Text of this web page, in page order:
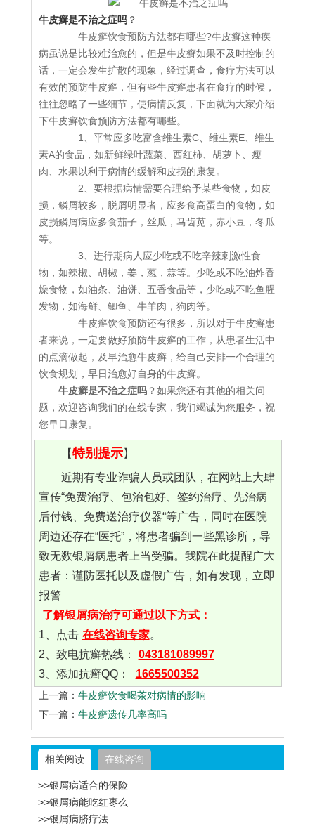
牛皮癣是不治之症吗 ？
牛皮癣饮食预防方法都有哪些?牛皮癣这种疾
病虽说是比较难治愈的，但是牛皮癣如果不及时控制的
话，一定会发生扩散的现象，经过调查，食疗方法可以
有效的预防牛皮癣，但有些牛皮癣患者在食疗的时候，
往往忽略了一些细节，使病情反复，下面就为大家介绍
下牛皮癣饮食预防方法都有哪些。
1、平常应多吃富含维生素C、维生素E、维生
素A的食品，如新鲜绿叶蔬菜、西红柿、胡萝卜、瘦
肉、水果以利于病情的缓解和皮损的康复。
2、要根据病情需要合理给予某些食物，如皮
损，鳞屑较多，脱屑明显者，应多食高蛋白的食物，如
皮损鳞屑病应多食茄子，丝瓜，马齿苋，赤小豆，冬瓜
等。
3、进行期病人应少吃或不吃辛辣刺激性食
物，如辣椒、胡椒，姜，葱，蒜等。少吃或不吃油炸香
燥食物，如油条、油饼、五香食品等，少吃或不吃鱼腥
发物，如海鲜、鲫鱼、牛羊肉，狗肉等。
牛皮癣饮食预防还有很多，所以对于牛皮癣患
者来说，一定要做好预防牛皮癣的工作，从患者生活中
的点滴做起，及早治愈牛皮癣，给自己安排一个合理的
饮食规划，早日治愈好自身的牛皮癣。
牛皮癣是不治之症吗 ？如果您还有其他的相关问
题，欢迎咨询我们的在线专家，我们竭诚为您服务，祝
您早日康复。
【特别提示】
近期有专业诈骗人员或团队，在网站上大肆
宣传“免费治疗、包治包好、签约治疗、先治病
后付钱、免费送治疗仪器“等广告，同时在医院
周边还存在“医托”，将患者骗到一些黑诊所，导
致无数银屑病患者上当受骗。我院在此提醒广大
患者：谨防医托以及虚假广告，如有发现，立即
报警
了解银屑病治疗可通过以下方式：
1、点击 在线咨询专家。
2、致电抗癣热线：
043181089997
3、添加抗癣QQ：
1665500352
上一篇： 牛皮癣饮食喝茶对病情的影响
下一篇： 牛皮癣遗传几率高吗
相关阅读 在线咨询
>>银屑病适合的保险
>>银屑病能吃红枣么
>>银屑病脐疗法